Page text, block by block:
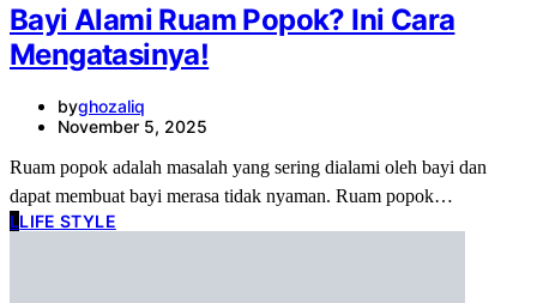
Bayi Alami Ruam Popok? Ini Cara
Mengatasinya!
byghozaliq
November 5, 2025
Ruam popok adalah masalah yang sering dialami oleh bayi dan
dapat membuat bayi merasa tidak nyaman. Ruam popok…
LLIFE STYLE